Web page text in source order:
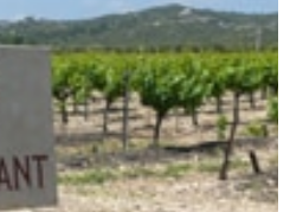
de l’atelier:
au Domaine.
de la propriété.
viticole et moulin à huile.
et huiles du Château Virant.
Quand?
de 14 h à 16h30